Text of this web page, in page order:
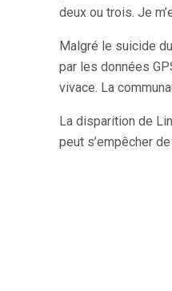
deux ou trois. Je
Malgré le suicide
par les données
vivace. La
La disparition de
peut s’empêcher